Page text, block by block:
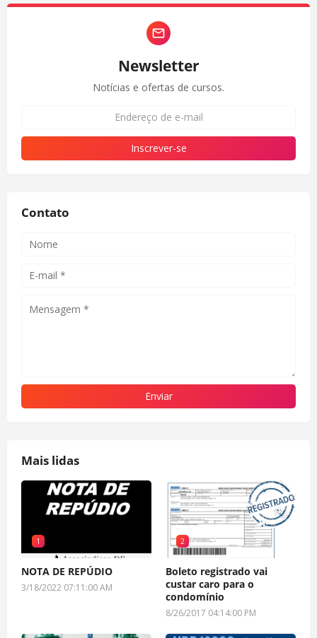
Newsletter
Notícias e ofertas de cursos.
Contato
Mais lidas
1
NOTA DE REPÚDIO
3/18/2022 07:11:00 AM
2
Boleto registrado vai
custar caro para o
condomínio
8/26/2017 04:14:00 PM